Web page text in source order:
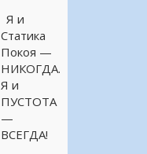
Я и
Статика
Покоя —
НИКОГДА.
Я и
ПУСТОТА
—
ВСЕГДА!